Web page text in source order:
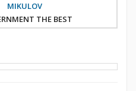
MIKULOV
THE BEST